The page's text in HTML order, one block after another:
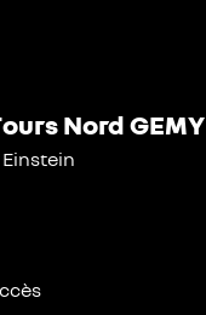
Nord GEMY